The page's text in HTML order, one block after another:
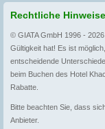
Rechtliche Hinweise
© GIATA GmbH 1996 -
Gültigkeit hat! Es ist
entscheidende
beim Buchen des Hotel
Rabatte.
Bitte beachten Sie, dass
Anbieter.